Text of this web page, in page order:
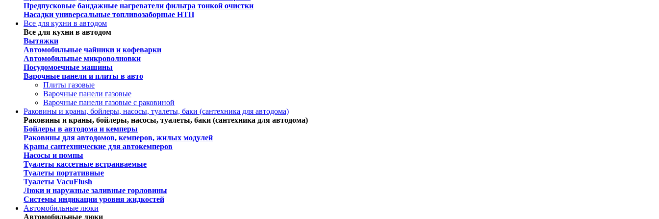
Предпусковые бандажные нагреватели фильтра тонкой очистки
Насадки универсальные топливозаборные НТП
Все для кухни в автодом
Все для кухни в автодом
Вытяжки
Автомобильные чайники и кофеварки
Автомобильные микроволновки
Посудомоечные машины
Варочные панели и плиты в авто
Плиты газовые
Варочные панели газовые
Варочные панели газовые c раковиной
Раковины и краны, бойлеры, насосы, туалеты, баки (сантехника для автодома)
Раковины и краны, бойлеры, насосы, туалеты, баки (сантехника для автодома)
Бойлеры в автодома и кемперы
Раковины для автодомов, кемперов, жилых модулей
Краны сантехнические для автокемперов
Насосы и помпы
Туалеты кассетные встраиваемые
Туалеты портативные
Туалеты VacuFlush
Люки и наружные заливные горловины
Системы индикации уровня жидкостей
Автомобильные люки
Автомобильные люки